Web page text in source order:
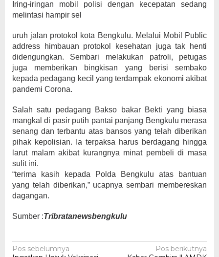
Iring-iringan mobil polisi dengan kecepatan sedang
melintasi hampir sel
uruh jalan protokol kota Bengkulu. Melalui Mobil Public
address himbauan protokol kesehatan juga tak henti
didengungkan. Sembari melakukan patroli, petugas
juga memberikan bingkisan yang berisi sembako
kepada pedagang kecil yang terdampak ekonomi akibat
pandemi Corona.
Salah satu pedagang Bakso bakar Bekti yang biasa
mangkal di pasir putih pantai panjang Bengkulu merasa
senang dan terbantu atas bansos yang telah diberikan
pihak kepolisian. Ia terpaksa harus berdagang hingga
larut malam akibat kurangnya minat pembeli di masa
sulit ini.
“terima kasih kepada Polda Bengkulu atas bantuan
yang telah diberikan,” ucapnya sembari membereskan
dagangan.
Sumber :Tribratanewsbengkulu
Navigasi
Pos sebelumnya
Pos berikutnya